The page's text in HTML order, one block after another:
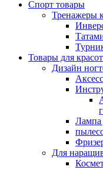
Спорт товары
Тренажеры
Товары для
Дизайн
Лампа
Для